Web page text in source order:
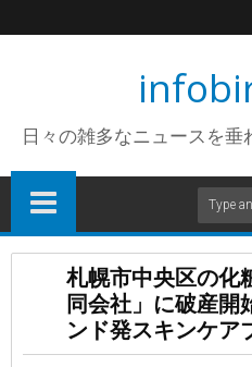
日々の雑多なニュースを垂
札幌市中央区の
同会社」に破産
ンド発スキンケア